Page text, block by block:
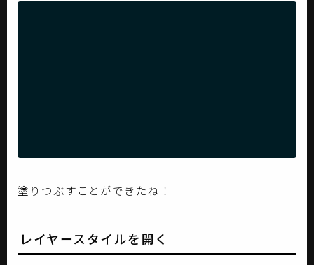
塗りつぶすことができたね！
レイヤースタイルを開く